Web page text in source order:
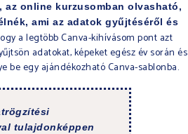
az online kurzusomban olvasható,
ami az adatok gyűjtéséről és
a legtöbb Canva-kihívásom pont azt
adatokat, képeket egész év során és
be egy ajándékozható Canva-sablonba.
tulajdonképpen